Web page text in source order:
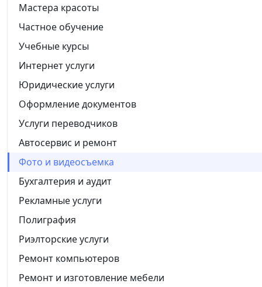
Мастера красоты
Частное обучение
Учебные курсы
Интернет услуги
Юридические услуги
Оформление документов
Услуги переводчиков
Автосервис и ремонт
Фото и видеосъемка
Бухгалтерия и аудит
Рекламные услуги
Полиграфия
Риэлторские услуги
Ремонт компьютеров
Ремонт и изготовление мебели